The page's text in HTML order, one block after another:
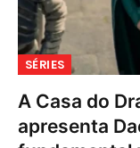
SÉRIES
A Casa do
apresenta